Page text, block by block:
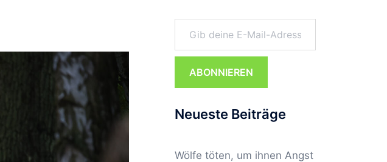
Gib deine E-Mail-Adresse ein ...
ABONNIEREN
Neueste Beiträge
Wölfe töten, um ihnen Angst